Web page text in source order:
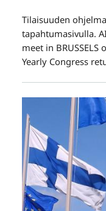
Tilaisuuden
tapahtumasivulla.
meet in BRUSSELS
Yearly Congress